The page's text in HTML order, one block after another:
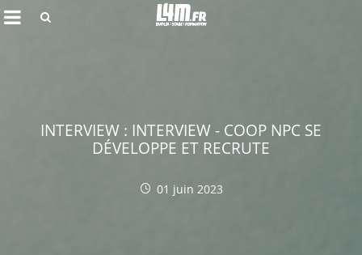
INTERVIEW : INTERVIEW - COOP NPC SE
DÉVELOPPE ET RECRUTE
01 juin 2023